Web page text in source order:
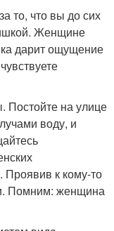
то, что вы до сих
Женщине
дарит ощущение
Постойте на улице
воду, и
Проявив к кому-то
Помним: женщина